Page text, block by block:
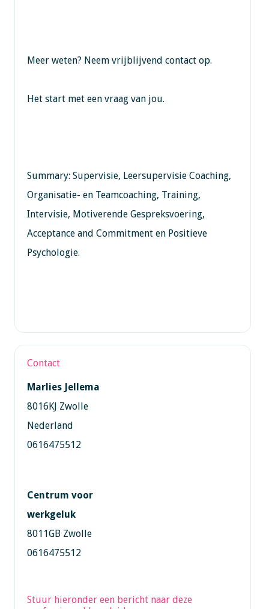
Meer weten? Neem vrijblijvend contact op.
Het start met een vraag van jou.
Summary: Supervisie, Leersupervisie Coaching,
Organisatie- en Teamcoaching, Training,
Intervisie, Motiverende Gespreksvoering,
Acceptance and Commitment en Positieve
Psychologie.
Contact
Marlies Jellema
8016KJ Zwolle
Nederland
0616475512
Centrum voor
werkgeluk
8011GB Zwolle
0616475512
Stuur hieronder een bericht naar deze